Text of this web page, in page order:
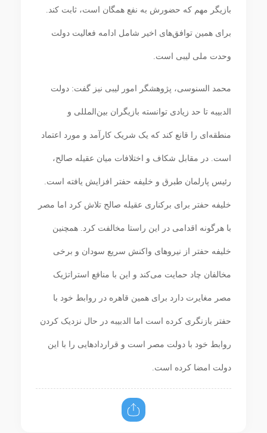
بازیگر مهم که حضورش به نفع همگان است، ثابت کند.
برای همین توافق‌های اخیر شامل ادامه فعالیت دولت
وحدت ملی لیبی است.
محمد السنوسی، پژوهشگر امور لیبی نیز گفت: دولت
الدبیبه تا حد زیادی توانسته بازیگران بین‌المللی و
منطقه‌ای را قانع کند که یک شریک کارآمد و مورد اعتماد
است. در مقابل شکاف و اختلافات میان عقیله صالح،
رئیس پارلمان طبرق و خلیفه حفتر افزایش یافته است.
خلیفه حفتر برای برکناری عقیله صالح تلاش کرد اما مصر
با هرگونه اقدامی در این راستا مخالفت کرد. همچنین
خلیفه حفتر از نیروهای واکنش سریع سودان و برخی
مخالفان چاد حمایت می‌کند و این با منافع استراتژیک
مصر مغایرت دارد برای همین قاهره در روابط خود با
حفتر بازنگری کرده است اما الدبیبه در حال نزدیک کردن
روابط خود با دولت مصر است و قراردادهایی را با این
دولت امضا کرده است.